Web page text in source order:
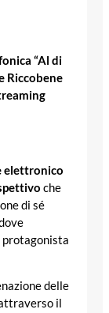
“Al di
Riccobene
elettronico
che
di sé
protagonista
delle
il